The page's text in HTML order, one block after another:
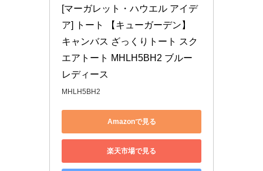
[マーガレット・ハウエル アイデ
ア] トート 【キューガーデン】
キャンバス ざっくりトート スク
エアトート MHLH5BH2 ブルー
レディース
MHLH5BH2
Amazonで見る
楽天市場で見る